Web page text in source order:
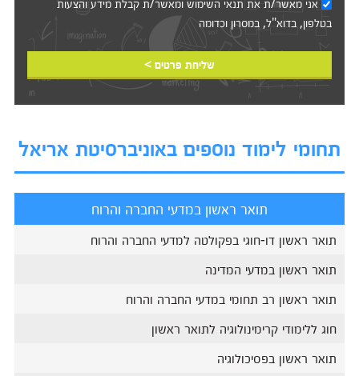
בטלפון, בדוא"ל, במסרון וכדומה‎‎
שליחת פרטים >
תחומי לימוד נוספים באוניברסיטת אריאל
תואר ראשון במדעי החברה והרוח
תואר ראשון דו-חוגי בפקולטה למדעי החברה והרוח
תואר ראשון במדעי המדינה
תואר ראשון רב תחומי במדעי החברה והרוח
חוג ללימודי קרימינולוגיה לתואר ראשון
תואר ראשון בפסיכולוגיה